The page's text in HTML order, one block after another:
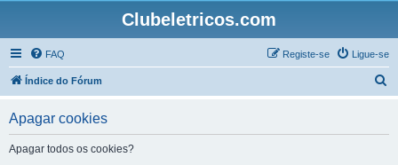
Clubeletricos.com
FAQ Ligue-se
Registe-se
Índice do Fórum
Apagar cookies
Apagar todos os cookies?